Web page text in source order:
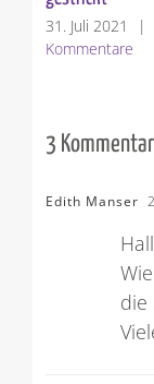
31. Juli 2021
|
Kommentare
3
Edith Manser
die